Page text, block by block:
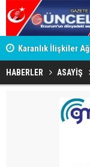
Karanlık İlişkiler
Memet Aca Dosyası
HABERLER ASAYİŞ